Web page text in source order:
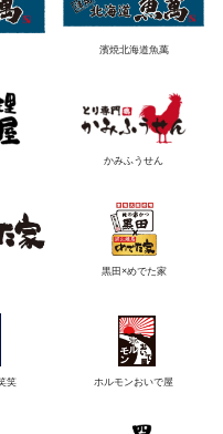
濱焼北海道魚萬
かみふうせん
黒田×めでた家
笑 ホルモンおいで屋